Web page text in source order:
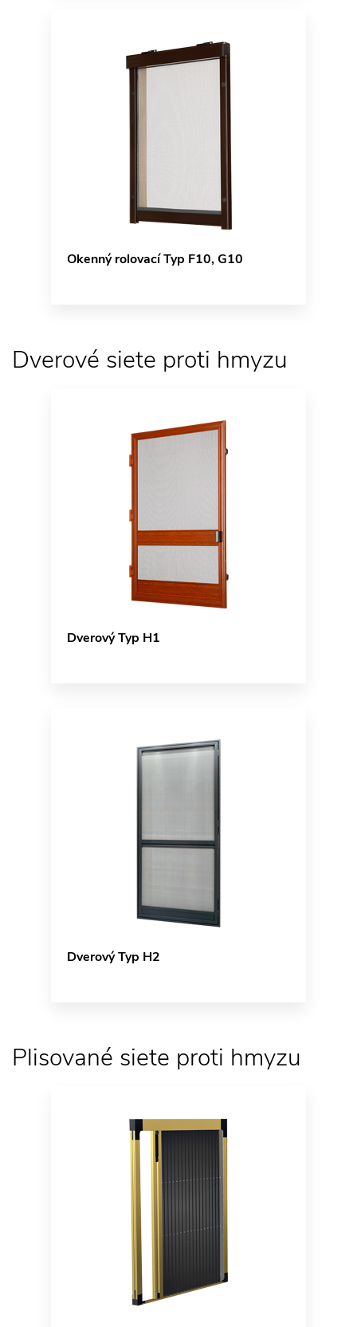
Okenný rolovací Typ F10, G10
Dverové siete proti hmyzu
Dverový Typ H1
Dverový Typ H2
Plisované siete proti hmyzu